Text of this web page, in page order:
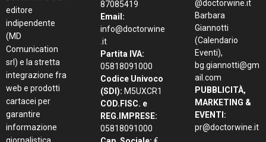
editore
indipendente
(MD
Comunication
srl) e la stretta
integrazione fra
web e prodotti
cartacei per
garantire
informazione
giornalistica,
87085419
Email:
info@doctorwine
.it
Partita IVA:
05818091000
Codice Univoco
(SDI): M5UXCR1
COD.FISC. e
REG.IMPRESE:
05818091000
@doctorwine.it
Barbara
Giannotti
(Calendario
Eventi),
bg.giannotti@gm
ail.com
PUBBLICITÀ,
MARKETING &
EVENTI:
pr@doctorwine.it